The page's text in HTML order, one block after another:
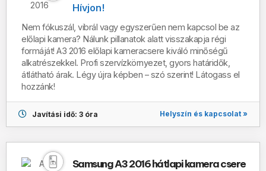
Hívjon!
Nem fókuszál, vibrál vagy egyszerűen nem kapcsol be az
előlapi kamera? Nálunk pillanatok alatt visszakapja régi
formáját! A3 2016 előlapi kameracsere kiváló minőségű
alkatrészekkel. Profi szervízkörnyezet, gyors határidők,
átlátható árak. Légy újra képben – szó szerint! Látogass el
hozzánk!
Javítási idő: 3 óra Helyszín és kapcsolat »
Samsung A3 2016 hátlapi kamera csere